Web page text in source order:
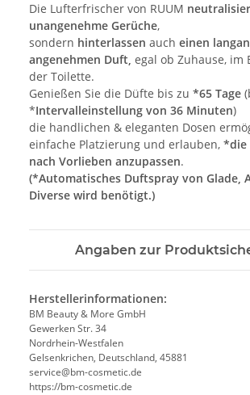
Die Lufterfrischer von RUUM
unangenehme Gerüche,
sondern hinterlassen auch einen
angenehmen Duft, egal ob Zuhause, im
der Toilette.
Genießen Sie die Düfte bis zu *65 Tage
*Intervalleinstellung von 36 Minuten)
die handlichen & eleganten Dosen
einfache Platzierung und erlauben, *die
nach Vorlieben anzupassen.
(*Automatisches Duftspray von Glade,
Diverse wird benötigt.)
Angaben zur
Herstellerinformationen:
BM Beauty & More GmbH
Gewerken Str. 34
Nordrhein-Westfalen
Gelsenkrichen, Deutschland, 45881
service@bm-cosmetic.de
https://bm-cosmetic.de